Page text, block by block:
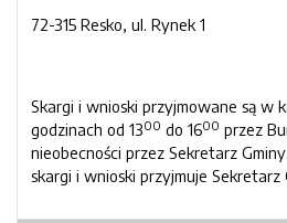
72-315 Resko, ul. Rynek 1
Skargi i wnioski przyjmowane są w
godzinach od 1300 do 1600 przez
nieobecności przez Sekretarz
skargi i wnioski przyjmuje Sekretarz